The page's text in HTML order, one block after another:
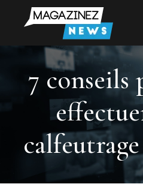
7 conseils